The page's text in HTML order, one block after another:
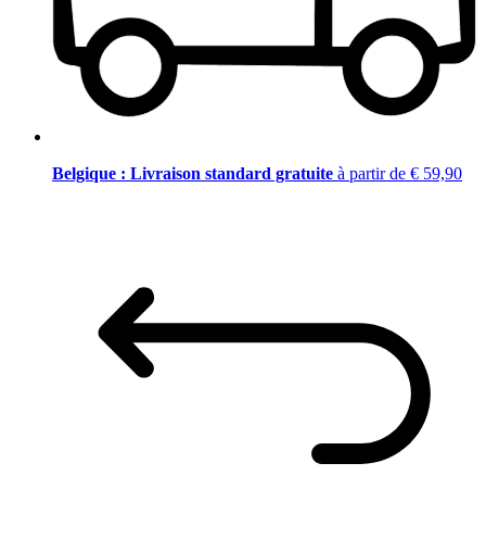
Belgique : Livraison standard gratuite à partir de € 59,90